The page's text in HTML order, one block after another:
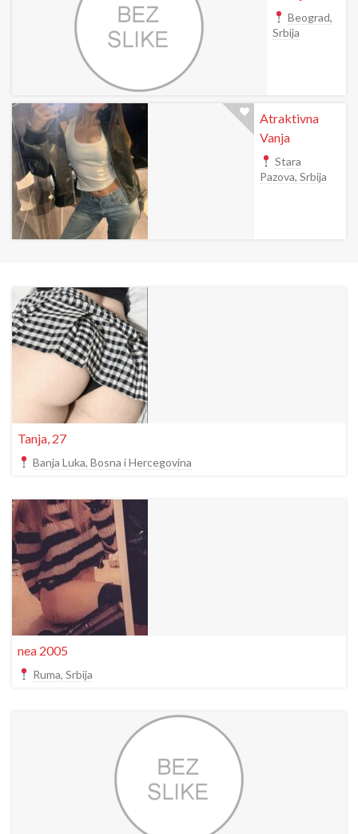
Beograd,
Srbija
Atraktivna
Vanja
Stara
Pazova, Srbija
Tanja, 27
Banja Luka, Bosna i Hercegovina
nea 2005
Ruma, Srbija